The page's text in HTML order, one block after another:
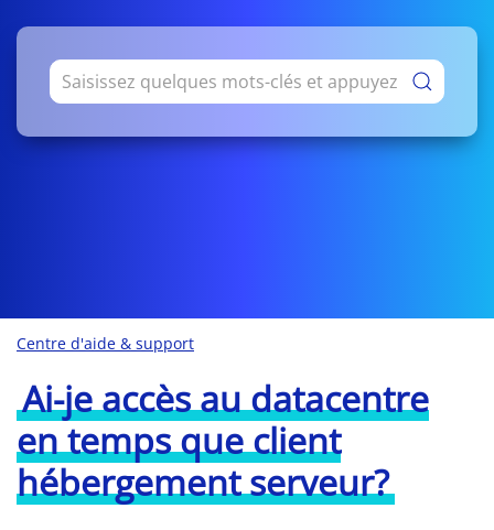
Centre d'aide & support
Ai-je accès au datacentre
en temps que client
hébergement serveur?